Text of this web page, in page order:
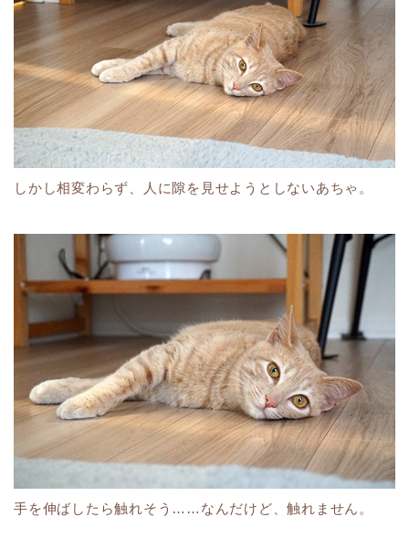
しかし相変わらず、人に隙を見せようとしないあちゃ。
手を伸ばしたら触れそう……なんだけど、触れません。